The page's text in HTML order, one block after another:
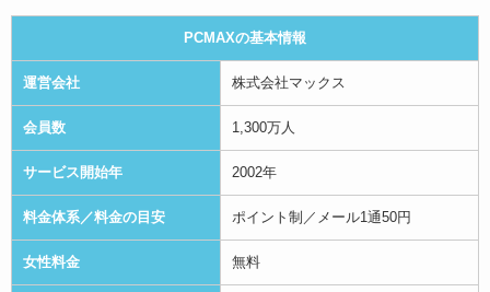
PCMAXの基本情報
運営会社 株式会社マックス
会員数 1,300万人
サービス開始年 2002年
料金体系／料金の目安 ポイント制／メール1通50円
女性料金 無料